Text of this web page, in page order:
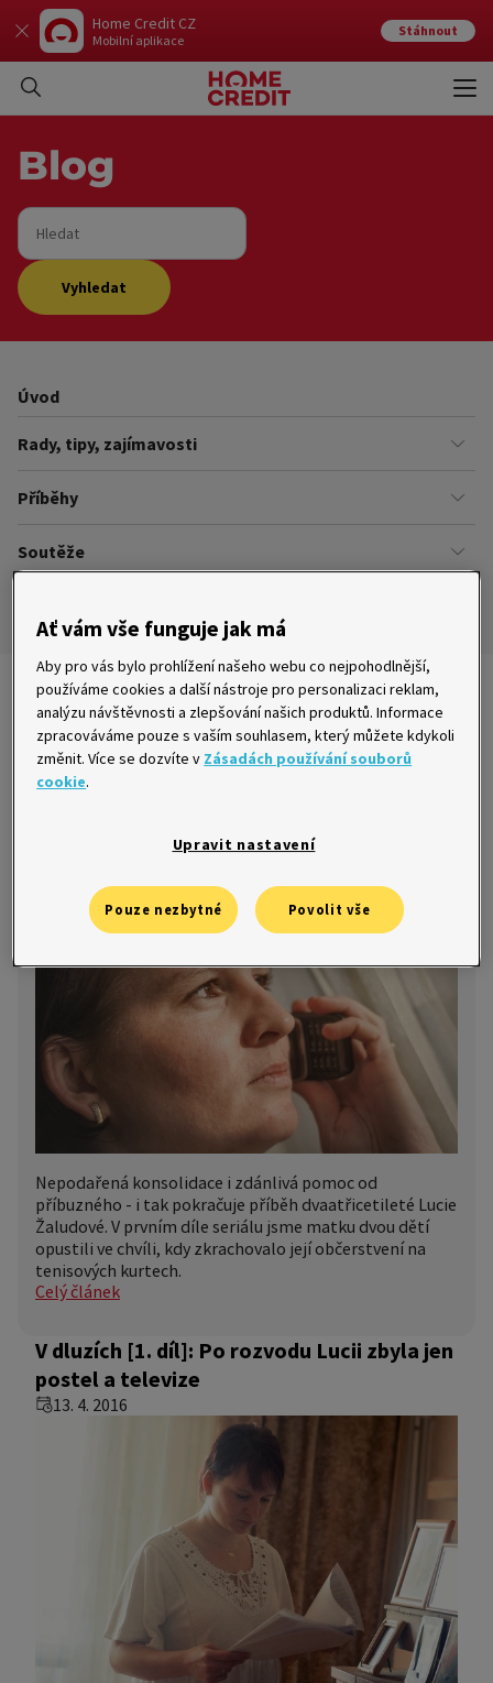
Home Credit CZ
Mobilní aplikace
Stáhnout
Blog
Hledat
Vyhledat
Úvod
Rady, tipy, zajímavosti
Finance
Úřady
Příběhy
Našich zákazníků
Soutěže
Pravidla soutěží
Nejnovější články
půjčky, ale měla smůlu
Nepodařená konsolidace i zdánlivá pomoc od
příbuzného - i tak pokračuje příběh dvaatřicetileté Lucie
Žaludové. V prvním díle seriálu jsme matku dvou dětí
opustili ve chvíli, kdy zkrachovalo její občerstvení na
tenisových kurtech.
Celý článek
V dluzích [1. díl]: Po rozvodu Lucii zbyla jen
postel a televize
13. 4. 2016
Ať vám vše funguje jak má
Aby pro vás bylo prohlížení našeho webu co nejpohodlnější,
používáme cookies a další nástroje pro personalizaci reklam,
analýzu návštěvnosti a zlepšování našich produktů. Informace
zpracováváme pouze s vaším souhlasem, který můžete kdykoli
změnit. Více se dozvíte v Zásadách používání souborů
cookie.
Upravit nastavení
Pouze nezbytné Povolit vše